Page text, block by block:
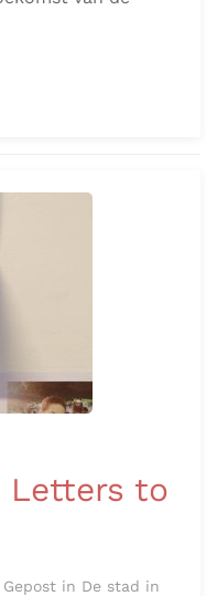
Letters to
Gepost in De stad in